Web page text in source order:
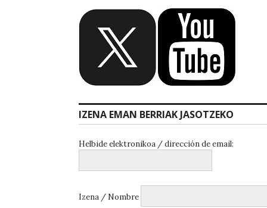
IZENA EMAN BERRIAK JASOTZEKO
Helbide elektronikoa / dirección de email:
Izena / Nombre